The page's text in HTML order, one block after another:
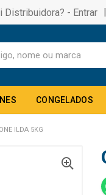
Distribuidora? - Entrar |
CONGELADOS
ILDA 5KG